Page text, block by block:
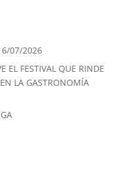
07/2026
EL FESTIVAL QUE RINDE
LA GASTRONOMÍA